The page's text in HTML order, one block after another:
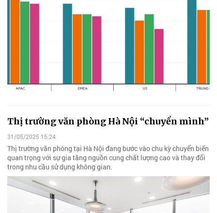
Thị trường văn phòng Hà Nội “chuyển mình”
31/05/2025 15:24
Thị trường văn phòng tại Hà Nội đang bước vào chu kỳ chuyển biến
quan trọng với sự gia tăng nguồn cung chất lượng cao và thay đổi
trong nhu cầu sử dụng không gian.